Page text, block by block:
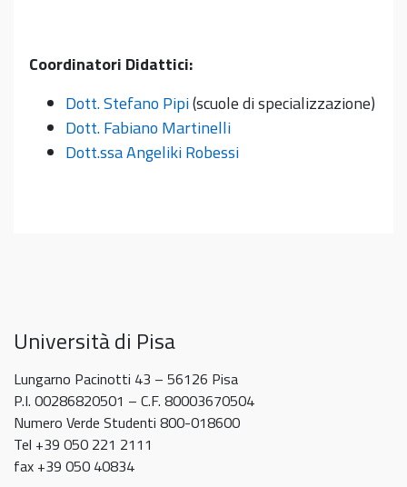
Coordinatori Didattici:
Dott. Stefano Pipi(scuole di specializzazione)
Dott. Fabiano Martinelli
Dott.ssa Angeliki Robessi
Università di Pisa
Lungarno Pacinotti 43 – 56126 Pisa
P.I. 00286820501 – C.F. 80003670504
Numero Verde Studenti 800-018600
Tel +39 050 221 2111
fax +39 050 40834